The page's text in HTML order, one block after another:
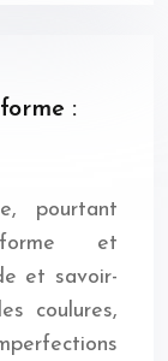
:
pourtant
et
et savoir-
coulures,